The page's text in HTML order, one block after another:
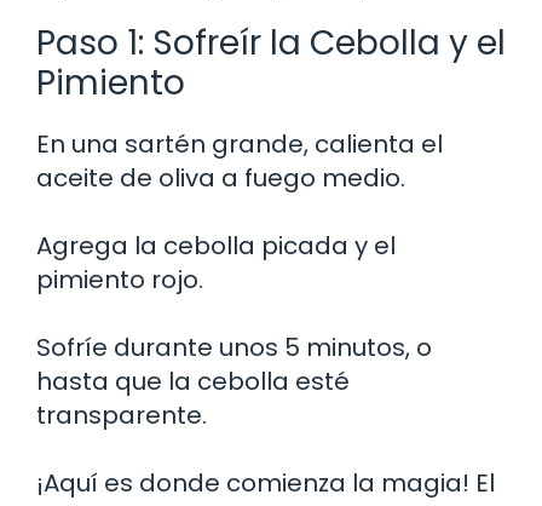
Paso 1: Sofreír la Cebolla y el
Pimiento
En una sartén grande, calienta el
aceite de oliva a fuego medio.
Agrega la cebolla picada y el
pimiento rojo.
Sofríe durante unos 5 minutos, o
hasta que la cebolla esté
transparente.
¡Aquí es donde comienza la magia! El